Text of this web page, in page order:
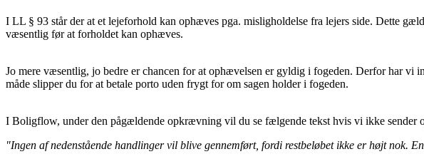
I LL § 93 står der at et lejeforhold kan ophæves pga. misligholdelse fra lejers side. Dette
væsentlig før at forholdet kan ophæves.
Jo mere væsentlig, jo bedre er chancen for at ophævelsen er gyldig i fogeden. Derfor har vi
måde slipper du for at betale porto uden frygt for om sagen holder i fogeden.
I Boligflow, under den pågældende opkrævning vil du se fælgende tekst hvis vi ikke sender
"Ingen af nedenstående handlinger vil blive gennemført, fordi restbeløbet ikke er højt nok.